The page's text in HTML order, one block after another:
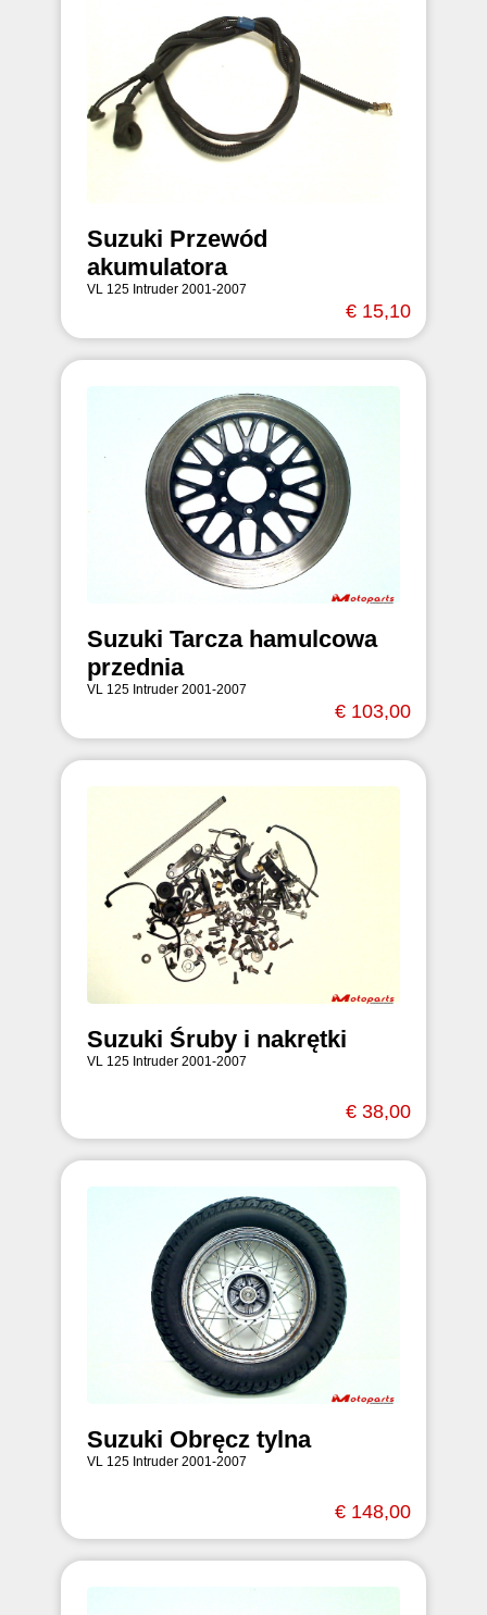
Suzuki Przewód
akumulatora
VL 125 Intruder 2001-2007
€ 15,10
Suzuki Tarcza hamulcowa
przednia
VL 125 Intruder 2001-2007
€ 103,00
Suzuki Śruby i nakrętki
VL 125 Intruder 2001-2007
€ 38,00
Suzuki Obręcz tylna
VL 125 Intruder 2001-2007
€ 148,00